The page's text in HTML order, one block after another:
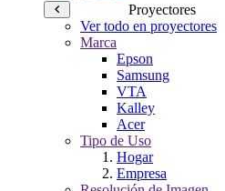
Proyectores
Ver todo en proyectores
Marca
Epson
Samsung
VTA
Kalley
Acer
Tipo de Uso
Hogar
Empresa